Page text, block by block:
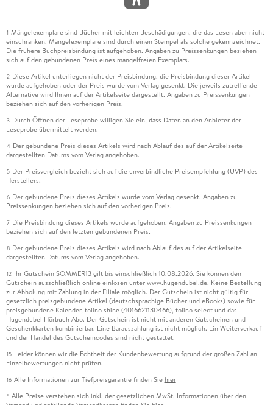
1 Mängelexemplare sind Bücher mit leichten Beschädigungen, die das Lesen aber nicht
einschränken. Mängelexemplare sind durch einen Stempel als solche gekennzeichnet.
Die frühere Buchpreisbindung ist aufgehoben. Angaben zu Preissenkungen beziehen
sich auf den gebundenen Preis eines mangelfreien Exemplars.
2 Diese Artikel unterliegen nicht der Preisbindung, die Preisbindung dieser Artikel
wurde aufgehoben oder der Preis wurde vom Verlag gesenkt. Die jeweils zutreffende
Alternative wird Ihnen auf der Artikelseite dargestellt. Angaben zu Preissenkungen
beziehen sich auf den vorherigen Preis.
3 Durch Öffnen der Leseprobe willigen Sie ein, dass Daten an den Anbieter der
Leseprobe übermittelt werden.
4 Der gebundene Preis dieses Artikels wird nach Ablauf des auf der Artikelseite
dargestellten Datums vom Verlag angehoben.
5 Der Preisvergleich bezieht sich auf die unverbindliche Preisempfehlung (UVP) des
Herstellers.
6 Der gebundene Preis dieses Artikels wurde vom Verlag gesenkt. Angaben zu
Preissenkungen beziehen sich auf den vorherigen Preis.
7 Die Preisbindung dieses Artikels wurde aufgehoben. Angaben zu Preissenkungen
beziehen sich auf den letzten gebundenen Preis.
8 Der gebundene Preis dieses Artikels wird nach Ablauf des auf der Artikelseite
dargestellten Datums vom Verlag angehoben.
12 Ihr Gutschein SOMMER13 gilt bis einschließlich 10.08.2026. Sie können den
Gutschein ausschließlich online einlösen unter www.hugendubel.de. Keine Bestellung
zur Abholung mit Zahlung in der Filiale möglich. Der Gutschein ist nicht gültig für
gesetzlich preisgebundene Artikel (deutschsprachige Bücher und eBooks) sowie für
preisgebundene Kalender, tolino shine (4016621130466), tolino select und das
Hugendubel Hörbuch Abo. Der Gutschein ist nicht mit anderen Gutscheinen und
Geschenkkarten kombinierbar. Eine Barauszahlung ist nicht möglich. Ein Weiterverkauf
und der Handel des Gutscheincodes sind nicht gestattet.
15 Leider können wir die Echtheit der Kundenbewertung aufgrund der großen Zahl an
Einzelbewertungen nicht prüfen.
16 Alle Informationen zur Tiefpreisgarantie finden Sie hier
* Alle Preise verstehen sich inkl. der gesetzlichen MwSt. Informationen über den